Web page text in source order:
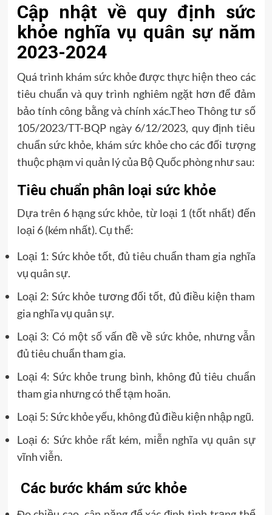
Cập nhật về quy định sức
khỏe nghĩa vụ quân sự năm
2023-2024
Quá trình khám sức khỏe được thực hiện theo các
tiêu chuẩn và quy trình nghiêm ngặt hơn để đảm
bảo tính công bằng và chính xác.Theo Thông tư số
105/2023/TT-BQP ngày 6/12/2023, quy định tiêu
chuẩn sức khỏe, khám sức khỏe cho các đối tượng
thuộc phạm vi quản lý của Bộ Quốc phòng như sau:
Tiêu chuẩn phân loại sức khỏe
Dựa trên 6 hạng sức khỏe, từ loại 1 (tốt nhất) đến
loại 6 (kém nhất). Cụ thể:
Loại 1: Sức khỏe tốt, đủ tiêu chuẩn tham gia nghĩa
vụ quân sự.
Loại 2: Sức khỏe tương đối tốt, đủ điều kiện tham
gia nghĩa vụ quân sự.
Loại 3: Có một số vấn đề về sức khỏe, nhưng vẫn
đủ tiêu chuẩn tham gia.
Loại 4: Sức khỏe trung bình, không đủ tiêu chuẩn
tham gia nhưng có thể tạm hoãn.
Loại 5: Sức khỏe yếu, không đủ điều kiện nhập ngũ.
Loại 6: Sức khỏe rất kém, miễn nghĩa vụ quân sự
vĩnh viễn.
Các bước khám sức khỏe